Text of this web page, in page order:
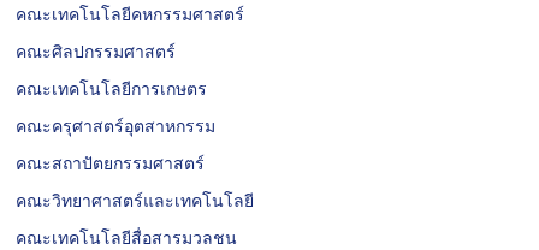
คณะเทคโนโลยีคหกรรมศาสตร์
คณะศิลปกรรมศาสตร์
คณะเทคโนโลยีการเกษตร
คณะครุศาสตร์อุตสาหกรรม
คณะสถาปัตยกรรมศาสตร์
คณะวิทยาศาสตร์และเทคโนโลยี
คณะเทคโนโลยีสื่อสารมวลชน